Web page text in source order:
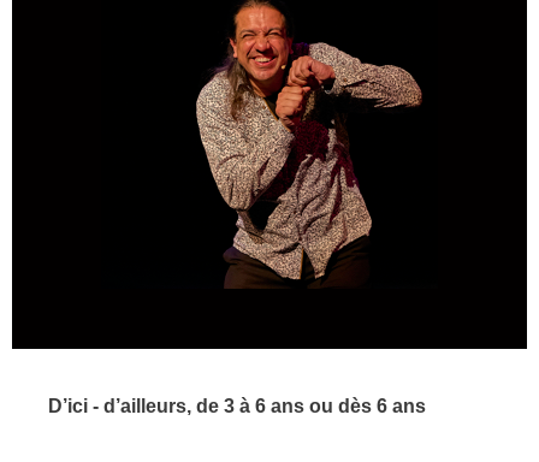
D’ici - d’ailleurs, de 3 à 6 ans ou dès 6 ans